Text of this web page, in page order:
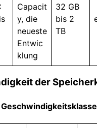
Capacit
y, die
neueste
Entwic
klung
32 GB
bis 2
TB
der